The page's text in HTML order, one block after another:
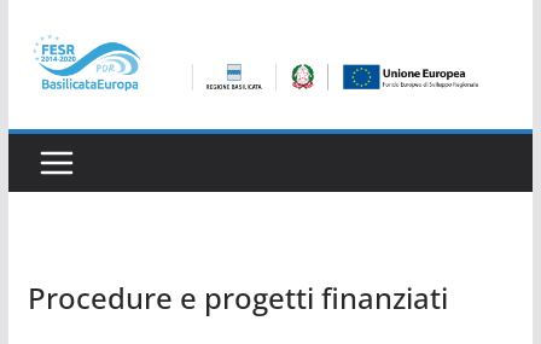
contenuto
Procedure e progetti finanziati